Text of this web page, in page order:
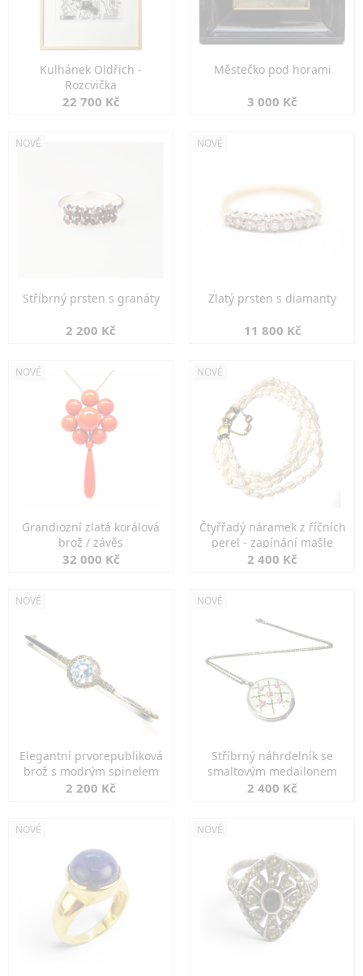
Kulhánek Oldřich -
Rozcvička
22 700 Kč
Městečko pod horami
3 000 Kč
NOVÉ
Stříbrný prsten s granáty
2 200 Kč
NOVÉ
Zlatý prsten s diamanty
11 800 Kč
NOVÉ
Grandiozní zlatá korálová
brož / závěs
32 000 Kč
NOVÉ
Čtyřřadý náramek z říčních
perel - zapínání mašle
2 400 Kč
NOVÉ
Elegantní prvorepubliková
brož s modrým spinelem
2 200 Kč
NOVÉ
Stříbrný náhrdelník se
smaltovým medailonem
2 400 Kč
NOVÉ NOVÉ